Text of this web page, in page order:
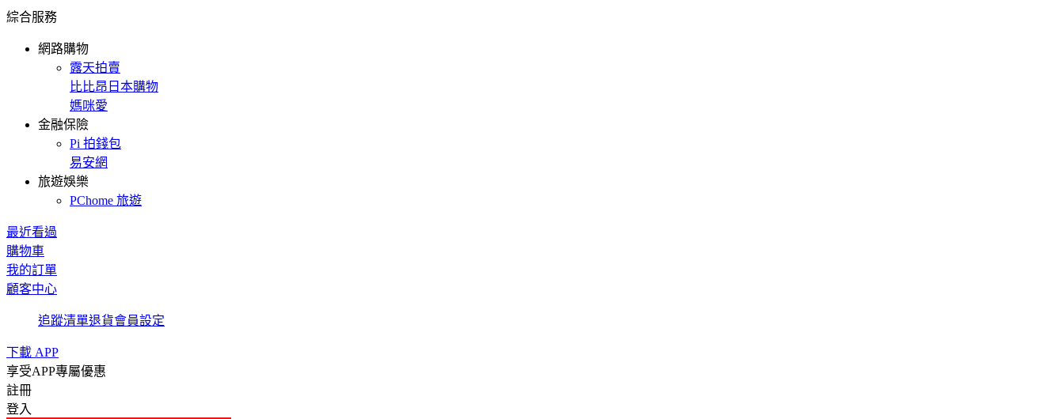
綜合服務
網路購物
露天拍賣
比比昂日本購物
媽咪愛
金融保險
Pi 拍錢包
易安網
旅遊娛樂
PChome 旅遊
最近看過
購物車
我的訂單
顧客中心
追蹤清單退貨會員設定
下載 APP
享受APP專屬優惠
註冊
登入